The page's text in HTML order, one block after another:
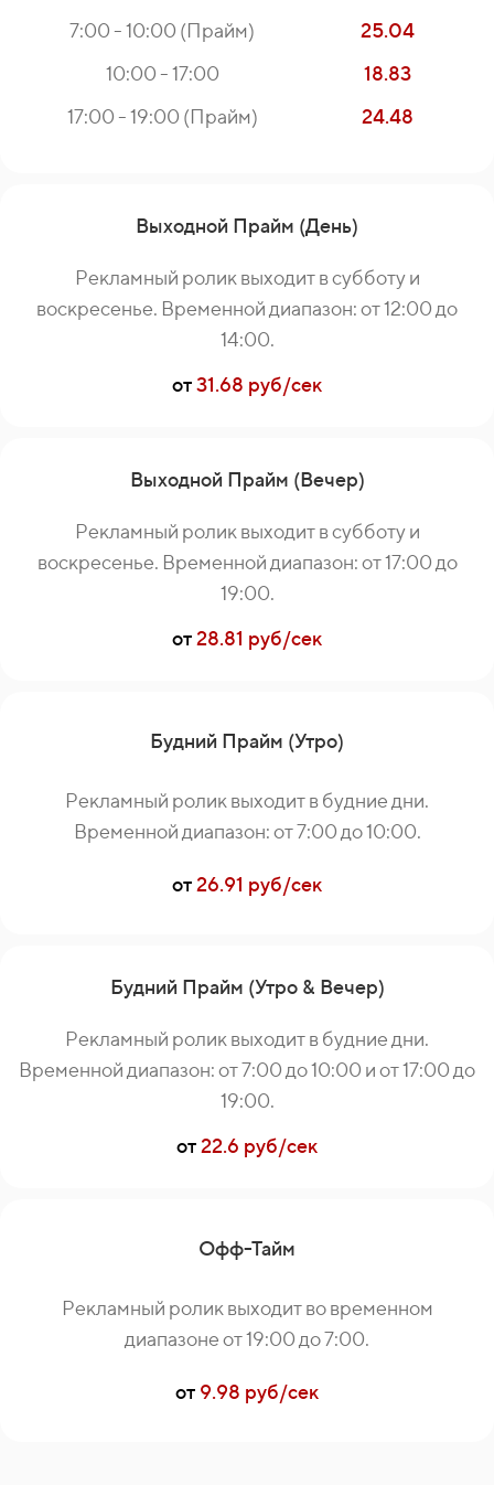
7:00 - 10:00 (Прайм)
25.04
10:00 - 17:00
18.83
17:00 - 19:00 (Прайм)
24.48
Выходной Прайм (День)
Рекламный ролик выходит в субботу и
воскресенье. Временной диапазон: от 12:00 до
14:00.
от31.68 руб/сек
Выходной Прайм (Вечер)
Рекламный ролик выходит в субботу и
воскресенье. Временной диапазон: от 17:00 до
19:00.
от28.81 руб/сек
Будний Прайм (Утро)
Рекламный ролик выходит в будние дни.
Временной диапазон: от 7:00 до 10:00.
от26.91 руб/сек
Будний Прайм (Утро & Вечер)
Рекламный ролик выходит в будние дни.
Временной диапазон: от 7:00 до 10:00 и от 17:00 до
19:00.
от22.6 руб/сек
Офф-Тайм
Рекламный ролик выходит во временном
диапазоне от 19:00 до 7:00.
от 9.98 руб/сек